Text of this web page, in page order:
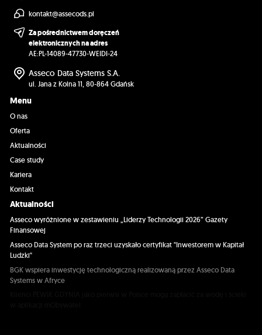
kontakt@assecods.pl
Za pośrednictwem doręczeń
elektronicznych na adres
AE:PL-14089-47730-WEIDI-24
Asseco Data Systems S.A.
ul. Jana z Kolna 11, 80-864 Gdańsk
Menu
O nas
Oferta
Aktualności
Case study
Kariera
Kontakt
Aktualności
Asseco wyróżnione w zestawieniu „Liderzy Technologii 2026” Gazety
Finansowej
Asseco Data System po raz trzeci uzyskało certyfikat "Inwestorem w Kapitał
Ludzki"
BGK wspiera inwestycję technologiczną realizowaną przez Asseco Data
Systems w Afryce